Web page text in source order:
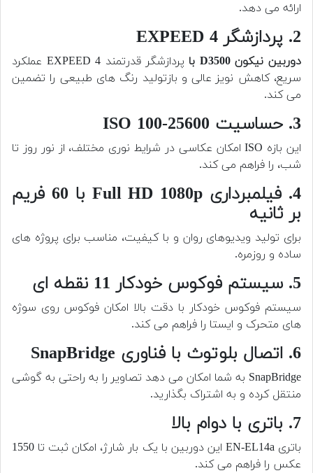
ارائه می دهد.
2. پردازشگر EXPEED 4
دوربین نیکون D3500 با
پردازشگر قدرتمند EXPEED 4 عملکرد
سریع، کاهش نویز عالی و بازتولید رنگ های طبیعی را تضمین
می کند.
3. حساسیت ISO 100-25600
این بازه ISO امکان عکاسی در شرایط نوری مختلف، از نور روز تا
شب، را فراهم می کند.
4. فیلمبرداری Full HD 1080p با 60 فریم
بر ثانیه
برای تولید ویدیوهای روان و با کیفیت، مناسب برای پروژه های
ساده و روزمره.
5. سیستم فوکوس خودکار 11 نقطه ای
سیستم فوکوس خودکار با دقت بالا امکان فوکوس روی سوژه
های متحرک و ایستا را فراهم می کند.
6. اتصال بلوتوث با فناوری SnapBridge
SnapBridge به شما امکان می دهد تصاویر را به راحتی به گوشی
منتقل کرده و به اشتراک بگذارید.
7. باتری با دوام بالا
باتری EN-EL14a این دوربین با یک بار شارژ، امکان ثبت تا 1550
عکس را فراهم می کند.